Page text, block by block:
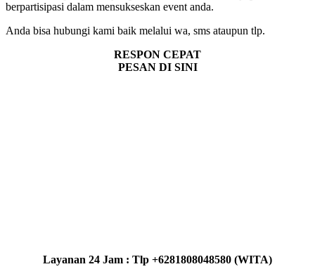
berpartisipasi dalam mensukseskan event anda.
Anda bisa hubungi kami baik melalui wa, sms ataupun tlp.
RESPON CEPAT
PESAN DI SINI
Layanan 24 Jam : Tlp +6281808048580 (WITA)